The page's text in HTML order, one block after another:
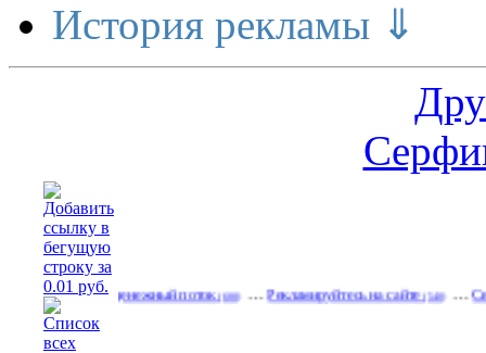
История рекламы ⇓
Реальный денежный поток(600)…Рекламируйтесь на сайте(540)…